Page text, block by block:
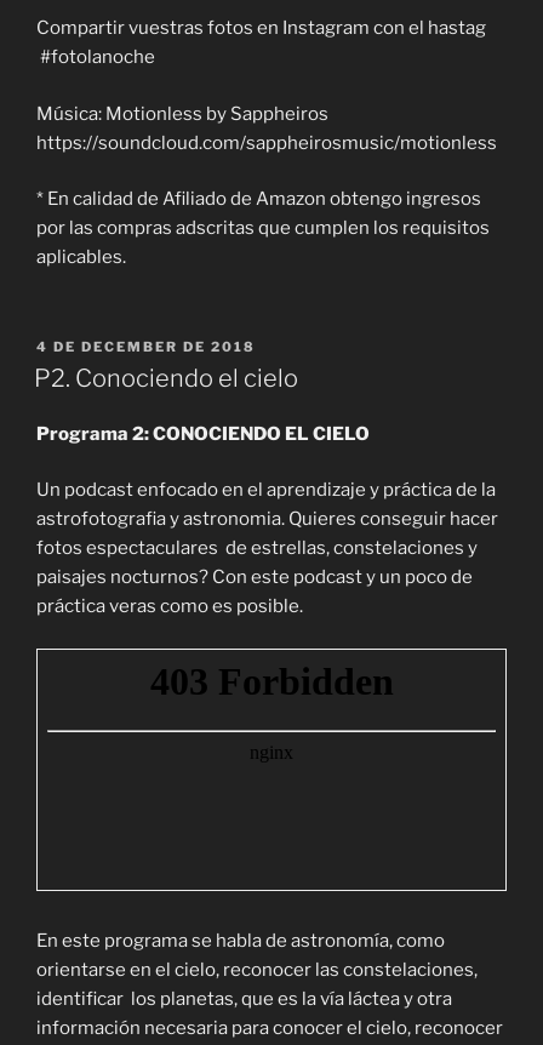
Compartir vuestras fotos en Instagram con el hastag
#fotolanoche
Música: Motionless by Sappheiros
https://soundcloud.com/sappheirosmusic/motionless
* En calidad de Afiliado de Amazon obtengo ingresos
por las compras adscritas que cumplen los requisitos
aplicables.
POSTED
ON
4 DE DECEMBER DE 2018
P2. Conociendo el cielo
Programa 2: CONOCIENDO EL CIELO
Un podcast enfocado en el aprendizaje y práctica de la
astrofotografia y astronomia. Quieres conseguir hacer
fotos espectaculares de estrellas, constelaciones y
paisajes nocturnos? Con este podcast y un poco de
práctica veras como es posible.
En este programa se habla de astronomía, como
orientarse en el cielo, reconocer las constelaciones,
identificar los planetas, que es la vía láctea y otra
información necesaria para conocer el cielo, reconocer